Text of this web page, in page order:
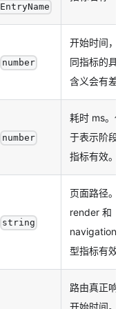
EntryName
number
开始时间，不
同指标的具体
含义会有差异
number
耗时 ms。仅对
于表示阶段的
指标有效。
string
页面路径。仅
render 和
navigation 类
型指标有效。
路由真正响应
开始时间。仅